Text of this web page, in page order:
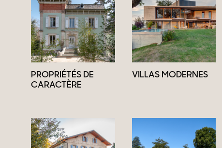
PROPRIÉTÉS DE
CARACTÈRE
VILLAS MODERNES